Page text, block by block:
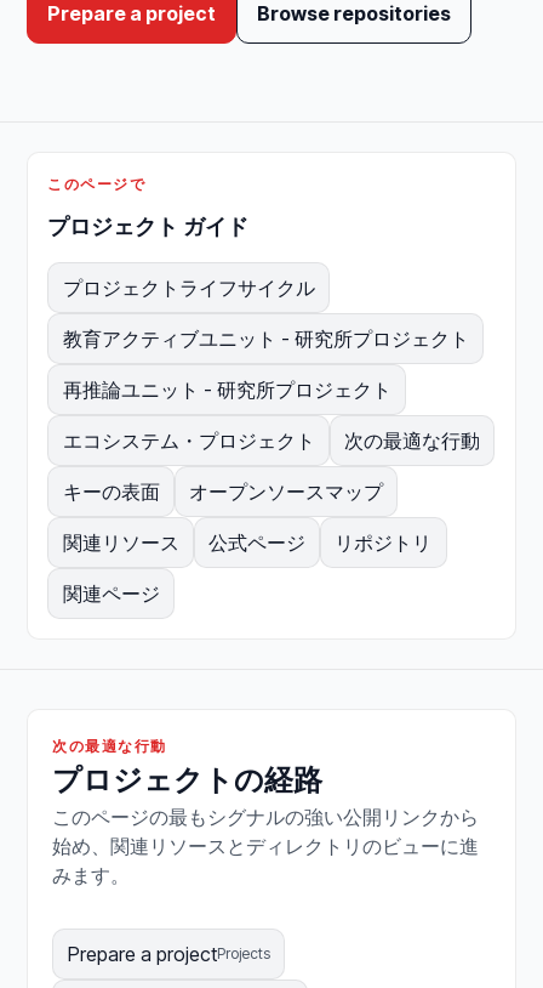
Prepare a project Browse repositories
このページで
プロジェクト ガイド
プロジェクトライフサイクル
教育アクティブユニット - 研究所プロジェクト
再推論ユニット - 研究所プロジェクト
エコシステム・プロジェクト 次の最適な行動
キーの表面 オープンソースマップ
関連リソース 公式ページ リポジトリ
関連ページ
次の最適な行動
プロジェクトの経路
このページの最もシグナルの強い公開リンクから
始め、関連リソースとディレクトリのビューに進
みます。
Prepare a projectProjects